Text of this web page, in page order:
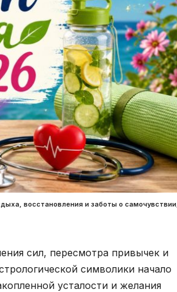
восстановления и заботы о самочувствии,
сил, пересмотра привычек и
символики начало
усталости и желания